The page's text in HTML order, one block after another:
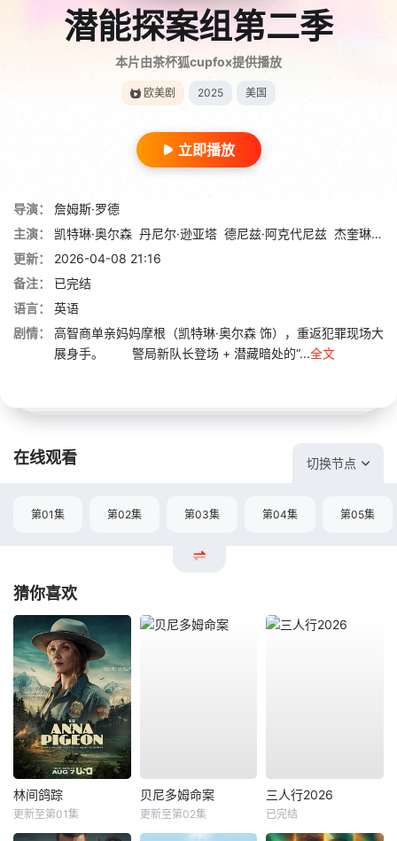
潜能探案组第二季
本片由茶杯狐cupfox提供播放
欧美剧 2025 美国
立即播放
导演：
詹姆斯·罗德
主演：
凯特琳·奥尔森 丹尼尔·逊亚塔 德尼兹·阿克代尼兹 杰奎琳·爱默森
更新：
2026-04-08 21:16
备注：
已完结
语言：
英语
剧情：
高智商单亲妈妈摩根（凯特琳·奥尔森 饰），重返犯罪现场大
展身手。 警局新队长登场 + 潜藏暗处的“...全文
在线观看 切换节点
第01集 第02集 第03集 第04集 第05集
猜你喜欢
林间鸽踪
更新至第01集
贝尼多姆命案
更新至第02集
三人行2026
已完结